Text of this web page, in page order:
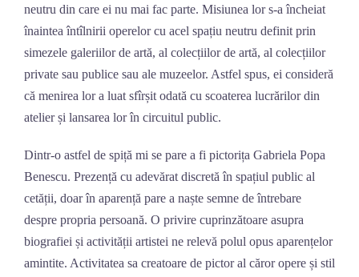
neutru din care ei nu mai fac parte. Misiunea lor s-a încheiat
înaintea întîlnirii operelor cu acel spațiu neutru definit prin
simezele galeriilor de artă, al colecțiilor de artă, al colecțiilor
private sau publice sau ale muzeelor. Astfel spus, ei consideră
că menirea lor a luat sfîrșit odată cu scoaterea lucrărilor din
atelier și lansarea lor în circuitul public.
Dintr-o astfel de spiță mi se pare a fi pictorița Gabriela Popa
Benescu. Prezență cu adevărat discretă în spațiul public al
cetății, doar în aparență pare a naște semne de întrebare
despre propria persoană. O privire cuprinzătoare asupra
biografiei și activității artistei ne relevă polul opus aparențelor
amintite. Activitatea sa creatoare de pictor al căror opere și stil